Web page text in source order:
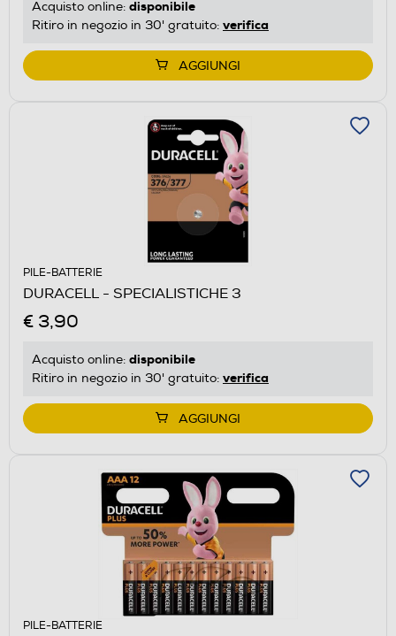
Acquisto online: disponibile
Ritiro in negozio in 30' gratuito: verifica
AGGIUNGI
PILE-BATTERIE
DURACELL - SPECIALISTICHE 3
€ 3,90
Acquisto online: disponibile
Ritiro in negozio in 30' gratuito: verifica
AGGIUNGI
PILE-BATTERIE